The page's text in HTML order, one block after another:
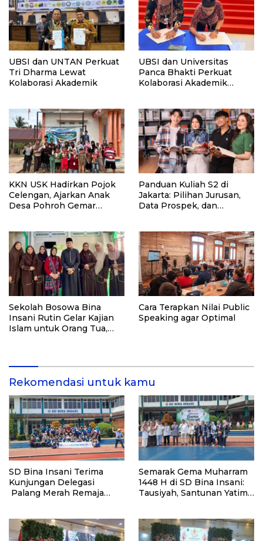
UBSI dan UNTAN Perkuat
Tri Dharma Lewat
Kolaborasi Akademik
UBSI dan Universitas
Panca Bhakti Perkuat
Kolaborasi Akademik
KKN USK Hadirkan Pojok
Celengan, Ajarkan Anak
Desa Pohroh Gemar
Panduan Kuliah S2 di
Jakarta: Pilihan Jurusan,
Data Prospek, dan
Sekolah Bosowa Bina
Insani Rutin Gelar Kajian
Islam untuk Orang Tua,
Cara Terapkan Nilai Public
Speaking agar Optimal
Rekomendasi untuk kamu
SD Bina Insani Terima
Kunjungan Delegasi
Palang Merah Remaja
Semarak Gema Muharram
1448 H di SD Bina Insani:
Tausiyah, Santunan Yatim